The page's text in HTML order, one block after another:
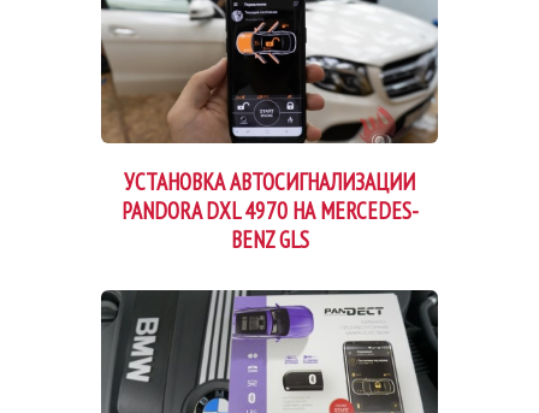
УСТАНОВКА АВТОСИГНАЛИЗАЦИИ
PANDORA DXL 4970 НА MERCEDES-
BENZ GLS